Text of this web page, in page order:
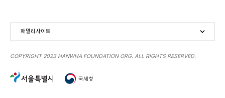
패밀리사이트
Centre Pompidou
Art Omi
Domaine de Boisbuchet
COPYRIGHT 2023 HANWHA FOUNDATION ORG. ALL RIGHTS RESERVED.